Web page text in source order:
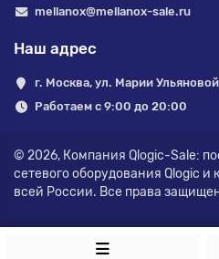
mellanox@mellanox-sale.ru
Наш адрес
г. Москва, ул. Марии
Работаем с 9:00 до 20:00
© 2026, Компания Qlogic-Sale:
сетевого оборудования Qlogic
всей России. Все права